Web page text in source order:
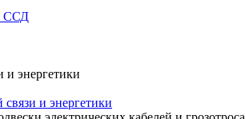
ССД
и энергетики
и энергетики